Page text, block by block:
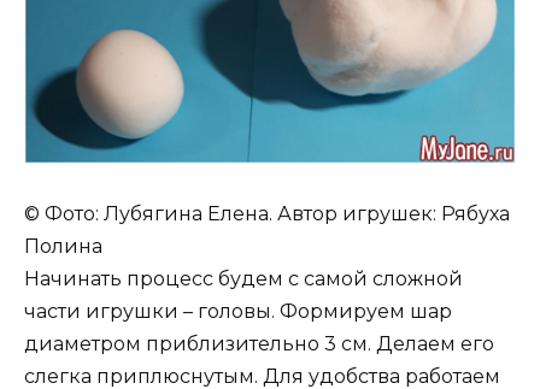
© Фото: Лубягина Елена. Автор игрушек: Рябуха
Полина
Начинать процесс будем с самой сложной
части игрушки – головы. Формируем шар
диаметром приблизительно 3 см. Делаем его
слегка приплюснутым. Для удобства работаем